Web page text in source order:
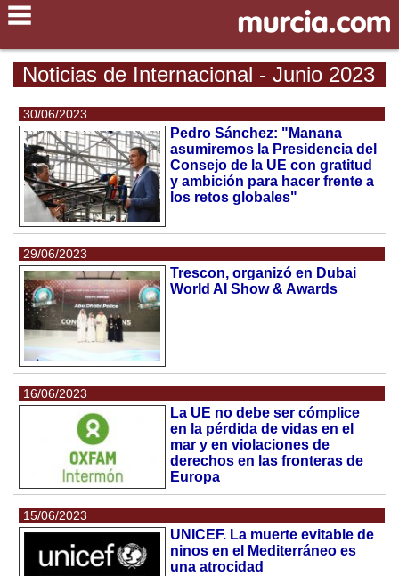
Noticias de Internacional - Junio 2023
30/06/2023
Pedro Sánchez: "Manana
asumiremos la Presidencia del
Consejo de la UE con gratitud
y ambición para hacer frente a
los retos globales"
29/06/2023
Trescon, organizó en Dubai
World AI Show & Awards
16/06/2023
La UE no debe ser cómplice
en la pérdida de vidas en el
mar y en violaciones de
derechos en las fronteras de
Europa
15/06/2023
UNICEF. La muerte evitable de
ninos en el Mediterráneo es
una atrocidad